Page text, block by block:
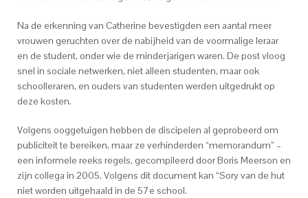
Na de erkenning van Catherine bevestigden een aantal meer
vrouwen geruchten over de nabijheid van de voormalige leraar
en de student, onder wie de minderjarigen waren. De post vloog
snel in sociale netwerken, niet alleen studenten, maar ook
schoolleraren, en ouders van studenten werden uitgedrukt op
deze kosten.
Volgens ooggetuigen hebben de discipelen al geprobeerd om
publiciteit te bereiken, maar ze verhinderden “memorandum” –
een informele reeks regels, gecompileerd door Boris Meerson en
zijn collega in 2005. Volgens dit document kan “Sory van de hut
niet worden uitgehaald in de 57e school.